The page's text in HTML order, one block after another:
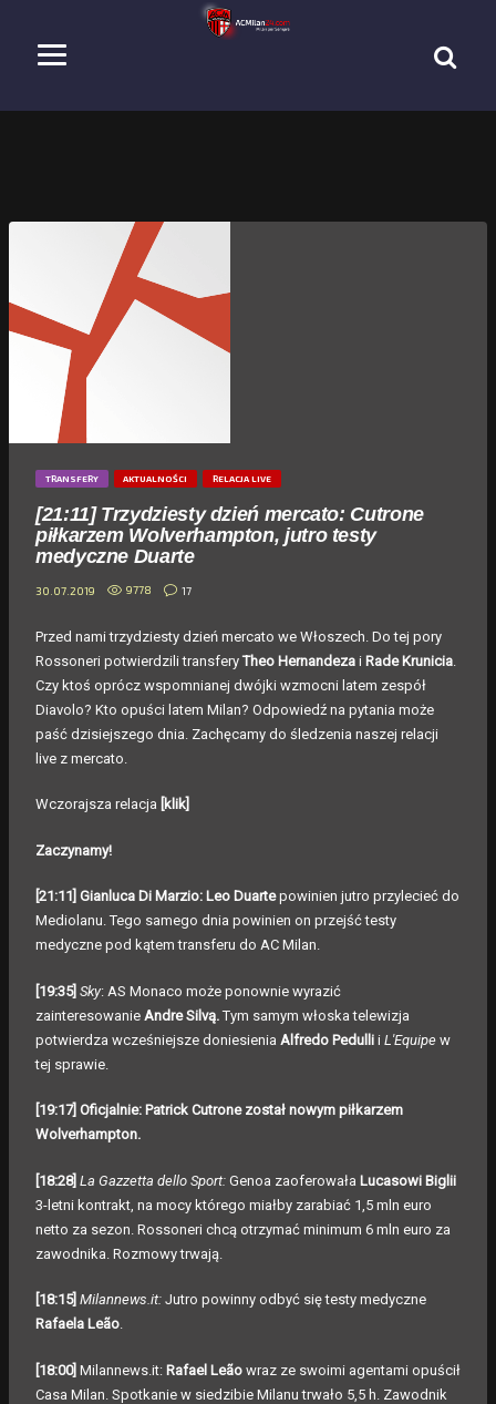
TRANSFERY AKTUALNOŚCI RELACJA LIVE
[21:11] Trzydziesty dzień mercato: Cutrone
piłkarzem Wolverhampton, jutro testy
medyczne Duarte
30.07.2019 9778 17
Przed nami trzydziesty dzień mercato we Włoszech. Do tej pory
Rossoneri potwierdzili transferyTheo Hernandeza i Rade Krunicia
Czy ktoś oprócz wspomnianej dwójki wzmocni latem zespół
Diavolo? Kto opuści latem Milan? Odpowiedź na pytania może
paść dzisiejszego dnia. Zachęcamy do śledzenia naszej relacji
live z mercato.
Wczorajsza relacja [klik]
Zaczynamy!
[21:11] Gianluca Di Marzio: Leo Duartepowinien jutro przylecieć do
Mediolanu. Tego samego dnia powinien on przejść testy
medyczne pod kątem transferu do AC Milan.
[19:35] Sky: AS Monaco może ponownie wyrazić
zainteresowanie Andre Silvą.Tym samym włoska telewizja
potwierdza wcześniejsze doniesienia Alfredo Pedulli i L'Equipe w
tej sprawie.
[19:17] Oficjalnie: Patrick Cutrone został nowym piłkarzem
Wolverhampton.
[18:28] La Gazzetta dello Sport: Genoa zaoferowała Lucasowi Biglii
3-letni kontrakt, na mocy którego miałby zarabiać 1,5 mln euro
netto za sezon. Rossoneri chcą otrzymać minimum 6 mln euro za
zawodnika. Rozmowy trwają.
[18:15] Milannews.it: Jutro powinny odbyć się testy medyczne
Rafaela Leão.
[18:00] Milannews.it: Rafael Leão wraz ze swoimi agentami opuścił
Casa Milan. Spotkanie w siedzibie Milanu trwało 5,5 h. Zawodnik